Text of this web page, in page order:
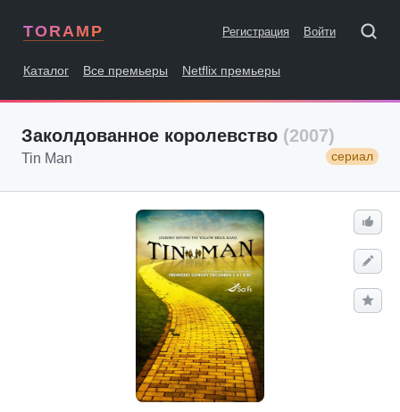
TORAMP Регистрация Войти
Каталог Все премьеры Netflix премьеры
Заколдованное королевство (2007)
сериал
Tin Man